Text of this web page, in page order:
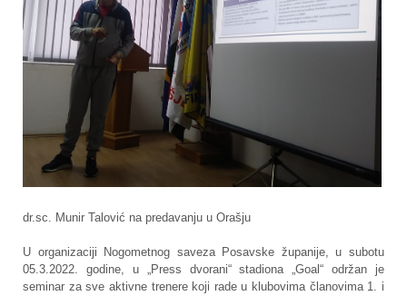
dr.sc. Munir Talović na predavanju u Orašju
U organizaciji Nogometnog saveza Posavske županije, u subotu
05.3.2022. godine, u „Press dvorani“ stadiona „Goal“ održan je
seminar za sve aktivne trenere koji rade u klubovima članovima 1. i